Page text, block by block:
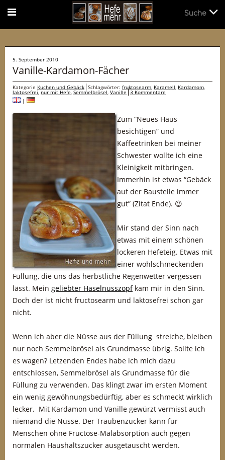
5. September 2010
Vanille-Kardamon-Fächer
Kategorie Kuchen und Gebäck Schlagwörter: fruktosearm, Karamell, Kardamom,
laktosefrei,nur mit Hefe,Semmelbrösel, Vanille 3 Kommentare
|
Zum “Neues Haus
besichtigen” und
Kaffeetrinken bei meiner
Schwester wollte ich eine
Kleinigkeit mitbringen.
Immerhin ist etwas “Gebäck
auf der Baustelle immer
gut” (Zitat Ende). 😉
Mir stand der Sinn nach
etwas mit einem schönen
lockeren Hefeteig. Etwas mit
einer wohlschmeckenden
Füllung, die uns das herbstliche Regenwetter vergessen
lässt. Mein geliebter Haselnusszopfkam mir in den Sinn.
Doch der ist nicht fructosearm und laktosefrei schon gar
nicht.
Wenn ich aber die Nüsse aus der Füllung streiche, bleiben
nur noch Semmelbrösel als Grundmasse übrig. Sollte ich
es wagen? Letzenden Endes habe ich mich dazu
entschlossen, Semmelbrösel als Grundmasse für die
Füllung zu verwenden. Das klingt zwar im ersten Moment
ein wenig gewöhnungsbedürftig, aber es schmeckt wirklich
lecker. Mit Kardamon und Vanille gewürzt vermisst auch
niemand die Nüsse. Der Traubenzucker kann für
Menschen ohne Fructose-Malabsorption auch gegen
normalen Haushaltszucker ausgetauscht werden.
Suche
Suche